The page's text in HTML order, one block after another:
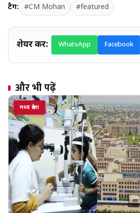
टैग: #CM Mohan #featured
शेयर करें: WhatsApp Facebook
और भी पढ़ें
मध्य प्रदेश